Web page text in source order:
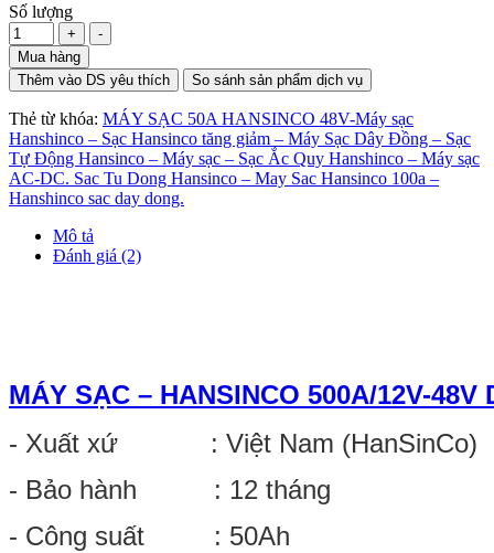
Số lượng
Mua hàng
Thêm vào DS yêu thích
So sánh sản phẩm dịch vụ
Thẻ từ khóa: MÁY SẠC 50A HANSINCO 48V-Máy sạc
Hanshinco – Sạc Hansinco tăng giảm – Máy Sạc Dây Đồng – Sạc
Tự Động Hansinco – Máy sạc – Sạc Ắc Quy Hanshinco – Máy sạc
AC-DC. Sac Tu Dong Hansinco – May Sac Hansinco 100a –
Hanshinco sac day dong.
Mô tả
Đánh giá (2)
MÁY SẠC – HANSINCO 500A/12V-48V
- Xuất xứ : Việt Nam (HanSinCo)
- Bảo hành : 12 tháng
- Công suất : 50Ah